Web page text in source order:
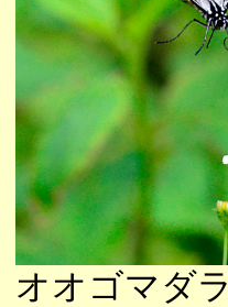
オオゴマダラ